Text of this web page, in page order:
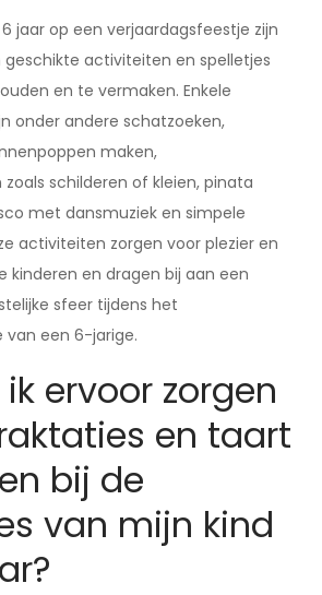
jaar op een verjaardagsfeestje zijn
geschikte activiteiten en spelletjes
en te vermaken. Enkele
onder andere schatzoeken,
maken,
schilderen of kleien, pinata
met dansmuziek en simpele
activiteiten zorgen voor plezier en
kinderen en dragen bij aan een
sfeer tijdens het
van een 6-jarige.
ervoor zorgen
en taart
bij de
van mijn kind